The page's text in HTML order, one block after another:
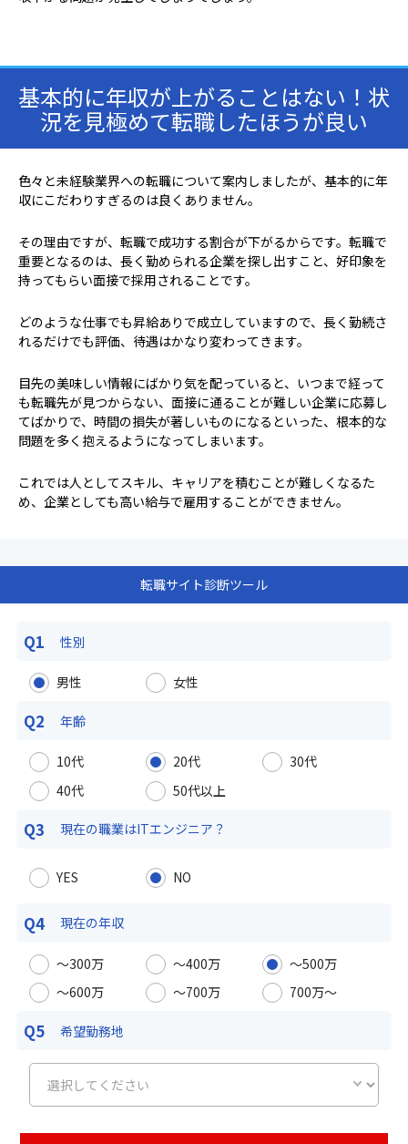
基本的に年収が上がることはない！状
況を見極めて転職したほうが良い
色々と未経験業界への転職について案内しましたが、基本的に年
収にこだわりすぎるのは良くありません。
その理由ですが、転職で成功する割合が下がるからです。転職で
重要となるのは、長く勤められる企業を探し出すこと、好印象を
持ってもらい面接で採用されることです。
どのような仕事でも昇給ありで成立していますので、長く勤続さ
れるだけでも評価、待遇はかなり変わってきます。
目先の美味しい情報にばかり気を配っていると、いつまで経って
も転職先が見つからない、面接に通ることが難しい企業に応募し
てばかりで、時間の損失が著しいものになるといった、根本的な
問題を多く抱えるようになってしまいます。
これでは人としてスキル、キャリアを積むことが難しくなるた
め、企業としても高い給与で雇用することができません。
転職サイト診断ツール
Q1 性別
男性 女性
Q2 年齢
10代 20代
30代
40代
50代以上
Q3 現在の職業はITエンジニア？
YES NO
Q4 現在の年収
〜300万 〜400万
〜500万
〜600万
〜700万 700万〜
Q5 希望勤務地